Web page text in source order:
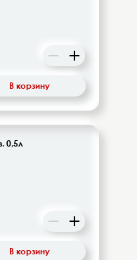
В корзину
0,5л
В корзину